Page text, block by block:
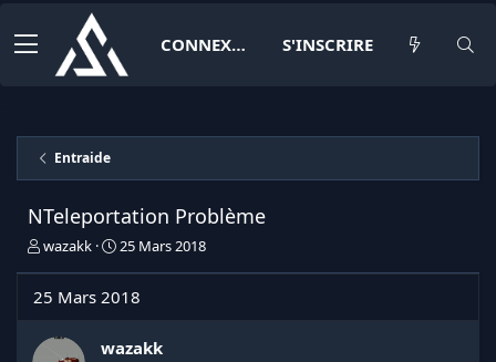
CONNEXION S'INSCRIRE
Entraide
NTeleportation Problème
I
t
a
wazakk
D
e
e
25 Mars 2018
25 Mars 2018
wazakk